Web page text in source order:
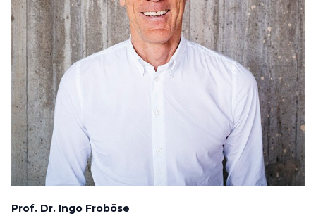
Prof. Dr. Ingo Froböse